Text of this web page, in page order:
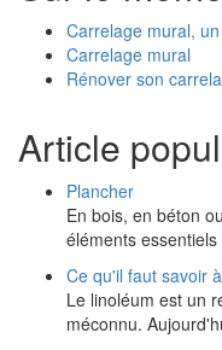
Carrelage mural,
Carrelage mural
Rénover son
Article
Plancher
En bois, en béton
éléments
Ce qu'il faut savoir
Le linoléum est un
méconnu.